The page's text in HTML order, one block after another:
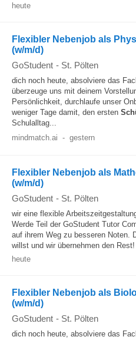
heute
Flexibler Nebenjob als
(w/m/d)
GoStudent - St. Pölten
dich noch heute, absolviere das
überzeuge uns mit deinem
Persönlichkeit, durchlaufe unser
weniger Tage damit, den ersten
Schulalltag...
mindmatch.ai - gestern
Flexibler Nebenjob als
(w/m/d)
GoStudent - St. Pölten
wir eine flexible
Werde Teil der GoStudent Tutor
auf ihrem Weg zu besseren Noten.
willst und wir übernehmen den
heute
Flexibler Nebenjob als
(w/m/d)
GoStudent - St. Pölten
dich noch heute, absolviere das